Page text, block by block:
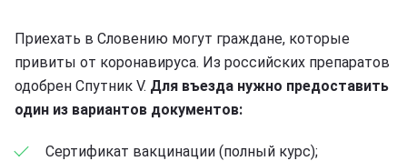
Приехать в Словению могут граждане, которые
привиты от коронавируса. Из российских препаратов
одобрен Спутник V. Для въезда нужно предоставить
один из вариантов документов:
Сертификат вакцинации (полный курс);